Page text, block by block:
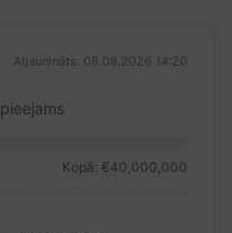
Atjaunināts: 08.08.2026 14:20
pieejams
Kopā: €40,000,000